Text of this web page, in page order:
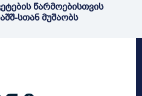
წარმოებისთვის
სთან მუშაობს